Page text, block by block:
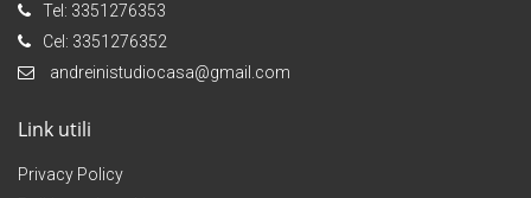
Tel: 3351276353
Cel: 3351276352
andreinistudiocasa@gmail.com
Link utili
Privacy Policy